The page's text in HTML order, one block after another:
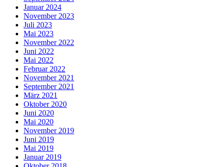
Januar 2024
November 2023
Juli 2023
Mai 2023
November 2022
Juni 2022
Mai 2022
Februar 2022
November 2021
September 2021
März 2021
Oktober 2020
Juni 2020
Mai 2020
November 2019
Juni 2019
Mai 2019
Januar 2019